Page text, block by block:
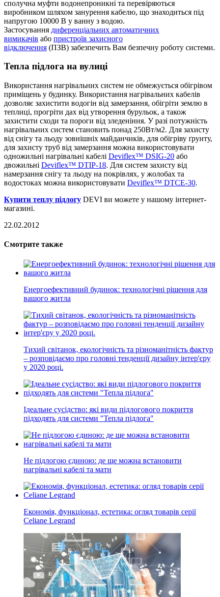
сполучна муфти водонепроникні та перевіряються
виробником шляхом занурення кабелю, що знаходиться під
напругою 10000 В у ванну з водою.
Застосування диференціальних автоматичних
вимикачів або пристроїв захисного
відключення (ПЗВ) забезпечить Вам безпечну роботу системи.
Тепла підлога на вулиці
Використання нагрівальних систем не обмежується обігрівом
приміщень у будинку. Використання нагрівальних кабелів
дозволяє захистити водогін від замерзання, обігріти землю в
теплиці, прогріти дах від утворення бурульок, а також
захистити сходи та пороги від зледеніння. У разі потужність
нагрівальних систем становить понад 250Вт/м2. Для захисту
від снігу та льоду зовнішніх майданчиків, для обігріву ґрунту,
для захисту труб від замерзання можна використовувати
одножильні нагрівальні кабелі Deviflex™ DSIG-20 або
двожильні Deviflex™ DTIP-18. Для систем захисту від
намерзання снігу та льоду на покрівлях, у жолобах та
водостоках можна використовувати Deviflex™ DTCE-30.
Купити теплу підлогу DEVI ви можете у нашому інтернет-
магазині.
22.02.2012
Смотрите также
Енергоефективний будинок: технологічні рішення для
вашого житла
Тихий світанок, екологічність та різноманітність фактур
– розповідаємо про головні тенденції дизайну інтер'єру
у 2020 році.
Ідеальне сусідство: які види підлогового покриття
підходять для системи "Тепла підлога"
Не підлогою єдиною: де ще можна встановити
нагрівальні кабелі та мати
Економія, функціонал, естетика: огляд товарів серії
Celiane Legrand